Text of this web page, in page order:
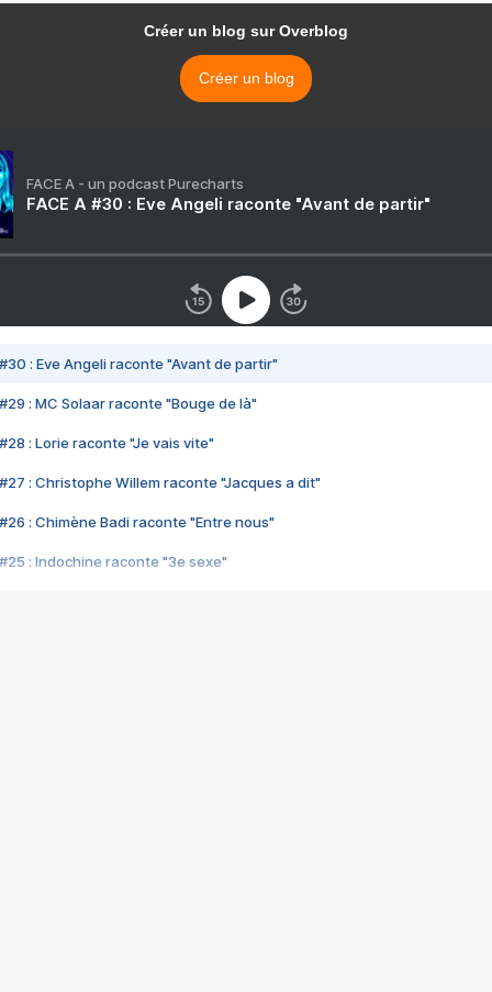
Créer un blog sur Overblog
Créer un blog
FACE A - un podcast Purecharts
FACE A #30 : Eve Angeli raconte "Avant de partir"
#30 : Eve Angeli raconte "Avant de partir"
#29 : MC Solaar raconte "Bouge de là"
#28 : Lorie raconte "Je vais vite"
#27 : Christophe Willem raconte "Jacques a dit"
#26 : Chimène Badi raconte "Entre nous"
#25 : Indochine raconte "3e sexe"